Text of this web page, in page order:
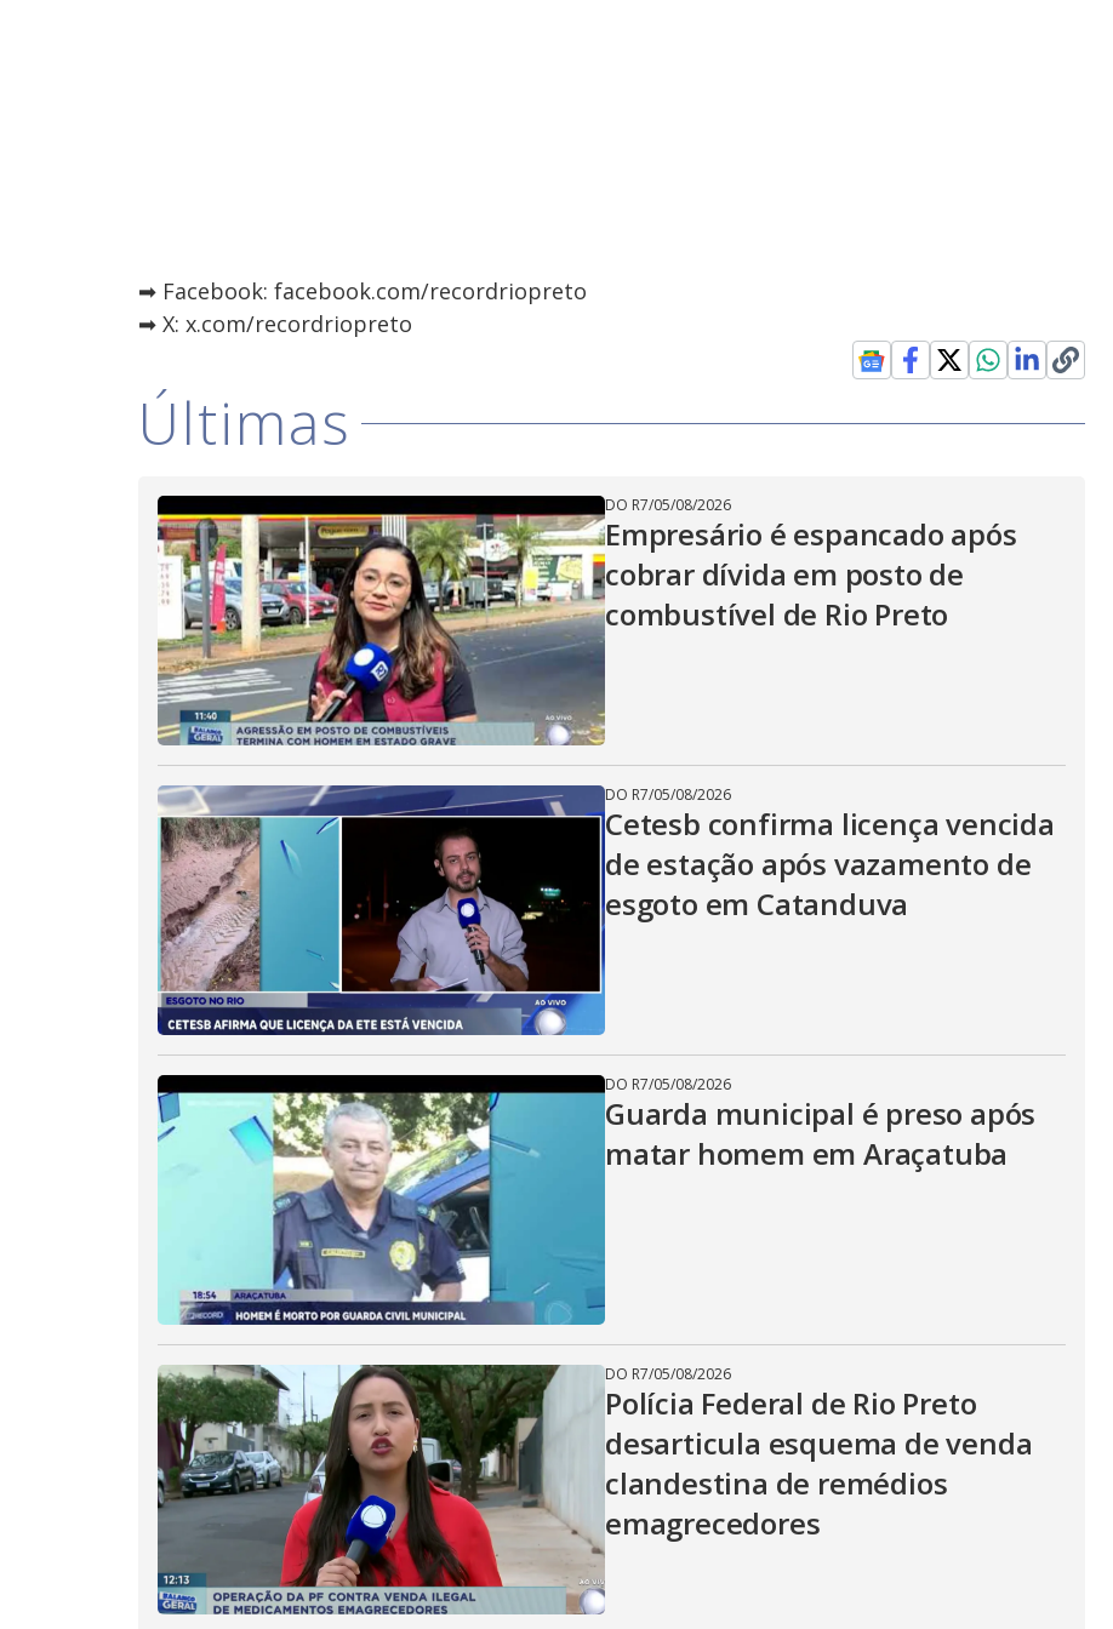
➡ Facebook: facebook.com/recordriopreto
➡ X: x.com/recordriopreto
Últimas
DO R7/05/08/2026
Empresário é espancado após
cobrar dívida em posto de
combustível de Rio Preto
DO R7/05/08/2026
Cetesb confirma licença vencida
de estação após vazamento de
esgoto em Catanduva
DO R7/05/08/2026
Guarda municipal é preso após
matar homem em Araçatuba
DO R7/05/08/2026
Polícia Federal de Rio Preto
desarticula esquema de venda
clandestina de remédios
emagrecedores